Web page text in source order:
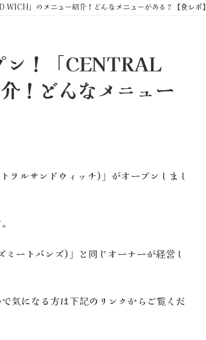
」のメニュー紹介！どんなメニューがある？【食レポ】
ン！「CENTRAL
！どんなメニュー
ルサンドウィッチ)」がオープンしまし
ートバンズ)」と同じオーナーが経営し
気になる方は下記のリンクからご覧くだ